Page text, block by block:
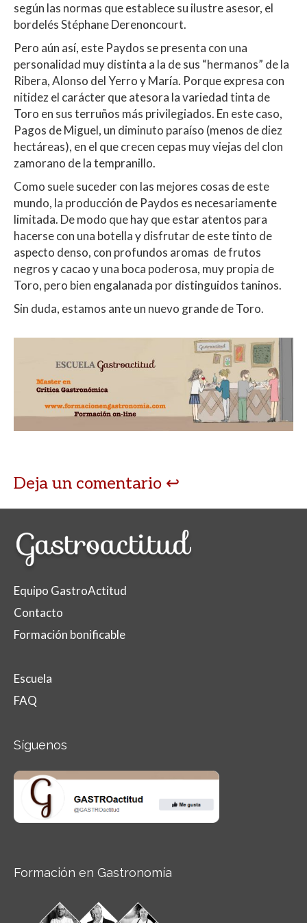
según las normas que establece su ilustre asesor, el
bordelés Stéphane Derenoncourt.
Pero aún así, este Paydos se presenta con una
personalidad muy distinta a la de sus “hermanos” de la
Ribera, Alonso del Yerro y María. Porque expresa con
nitidez el carácter que atesora la variedad tinta de
Toro en sus terruños más privilegiados. En este caso,
Pagos de Miguel, un diminuto paraíso (menos de diez
hectáreas), en el que crecen cepas muy viejas del clon
zamorano de la tempranillo.
Como suele suceder con las mejores cosas de este
mundo, la producción de Paydos es necesariamente
limitada. De modo que hay que estar atentos para
hacerse con una botella y disfrutar de este tinto de
aspecto denso, con profundos aromas de frutos
negros y cacao y una boca poderosa, muy propia de
Toro, pero bien engalanada por distinguidos taninos.
Sin duda, estamos ante un nuevo grande de Toro.
Deja un comentario
Equipo GastroActitud
Contacto
Formación bonificable
Escuela
FAQ
Síguenos
Formación en Gastronomía